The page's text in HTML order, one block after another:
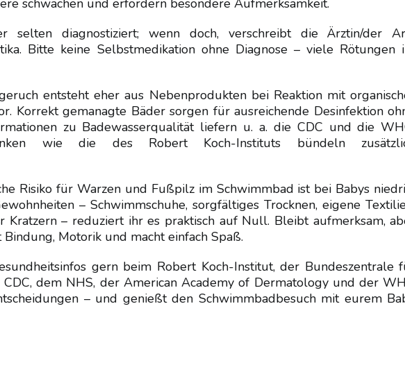
schwächen und erfordern besondere Aufmerksamkeit.
diagnostiziert; wenn doch, verschreibt die Ärztin/der
Bitte keine Selbstmedikation ohne Diagnose – viele Rötungen
entsteht eher aus Nebenprodukten bei Reaktion mit
Korrekt gemanagte Bäder sorgen für ausreichende Desinfektion
zu Badewasserqualität liefern u. a. die CDC und die
wie die des Robert Koch-Instituts bündeln
Risiko für Warzen und Fußpilz im Schwimmbad ist bei Babys
– Schwimmschuhe, sorgfältiges Trocknen, eigene
– reduziert ihr es praktisch auf Null. Bleibt aufmerksam,
Motorik und macht einfach Spaß.
gern beim Robert Koch-Institut, der Bundeszentrale
dem NHS, der American Academy of Dermatology und der
– und genießt den Schwimmbadbesuch mit eurem